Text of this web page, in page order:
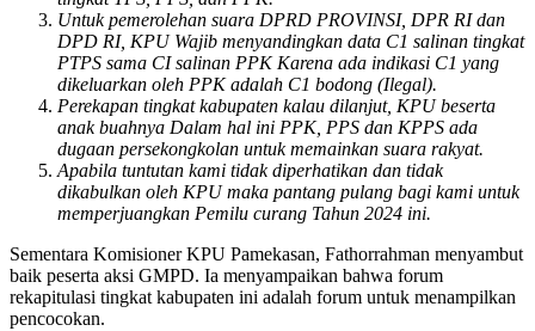
Untuk pemerolehan suara DPRD PROVINSI, DPR RI dan
DPD RI, KPU Wajib menyandingkan data C1 salinan tingkat
PTPS sama CI salinan PPK Karena ada indikasi C1 yang
dikeluarkan oleh PPK adalah C1 bodong (Ilegal).
Perekapan tingkat kabupaten kalau dilanjut, KPU beserta
anak buahnya Dalam hal ini PPK, PPS dan KPPS ada
dugaan persekongkolan untuk memainkan suara rakyat.
Apabila tuntutan kami tidak diperhatikan dan tidak
dikabulkan oleh KPU maka pantang pulang bagi kami untuk
memperjuangkan Pemilu curang Tahun 2024 ini.
Sementara Komisioner KPU Pamekasan, Fathorrahman menyambut
baik peserta aksi GMPD. Ia menyampaikan bahwa forum
rekapitulasi tingkat kabupaten ini adalah forum untuk menampilkan
pencocokan.